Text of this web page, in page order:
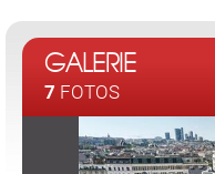
GALERIE
7 FOTOS